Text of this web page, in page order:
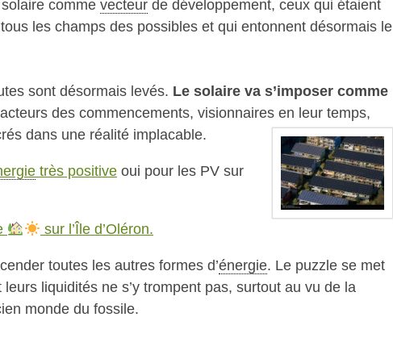
solaire comme vecteur de développement, ceux qui étaient
les champs des possibles et qui entonnent désormais le
sont désormais levés. Le solaire va s’imposer comme
des commencements, visionnaires en leur temps,
dans une réalité implacable.
très positive oui pour les PV sur
sur l’Île d’Oléron.
toutes les autres formes d’énergie. Le puzzle se met
liquidités ne s’y trompent pas, surtout au vu de la
monde du fossile.